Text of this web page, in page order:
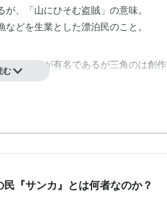
、「山にひそむ盗賊」の意味。
どを生業とした漂泊民のこと。
。三角寛が有名であるが三角のは創作
話という設定で話を描いている。
出し『戒厳令の夜』で三角寛の書籍を
。
ンカの自称」としているところから
む
『サンカ』とは何者なのか？